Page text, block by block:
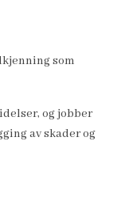
som
og jobber
av skader og